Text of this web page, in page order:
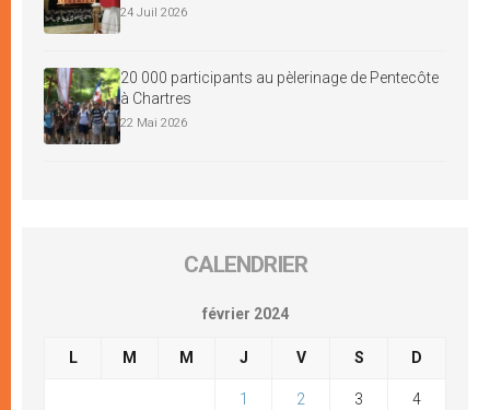
24 Juil 2026
20 000 participants au pèlerinage de Pentecôte
à Chartres
22 Mai 2026
CALENDRIER
février 2024
L M M J V S D
1 2 3 4